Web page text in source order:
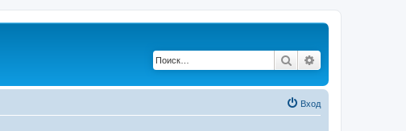
Поиск
Вход